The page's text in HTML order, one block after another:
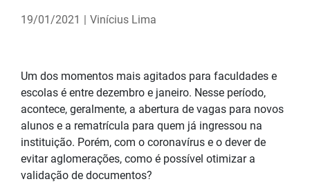
19/01/2021 | Vinícius Lima
Um dos momentos mais agitados para faculdades e
escolas é entre dezembro e janeiro. Nesse período,
acontece, geralmente, a abertura de vagas para novos
alunos e a rematrícula para quem já ingressou na
instituição. Porém, com o coronavírus e o dever de
evitar aglomerações, como é possível otimizar a
validação de documentos?